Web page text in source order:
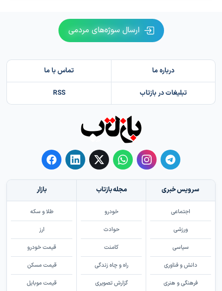
ارسال سوژه‌های مردمی
درباره ما تماس با ما
تبلیغات در بازتاب RSS
سرویس خبری
اجتماعی
ورزشی
سیاسی
دانش و فناوری
فرهنگی و هنری
مجله بازتاب
خودرو
حوادث
کامنت
راه و چاه زندگی
گزارش تصویری
بازار
طلا و سکه
ارز
قیمت خودرو
قیمت مسکن
قیمت موبایل